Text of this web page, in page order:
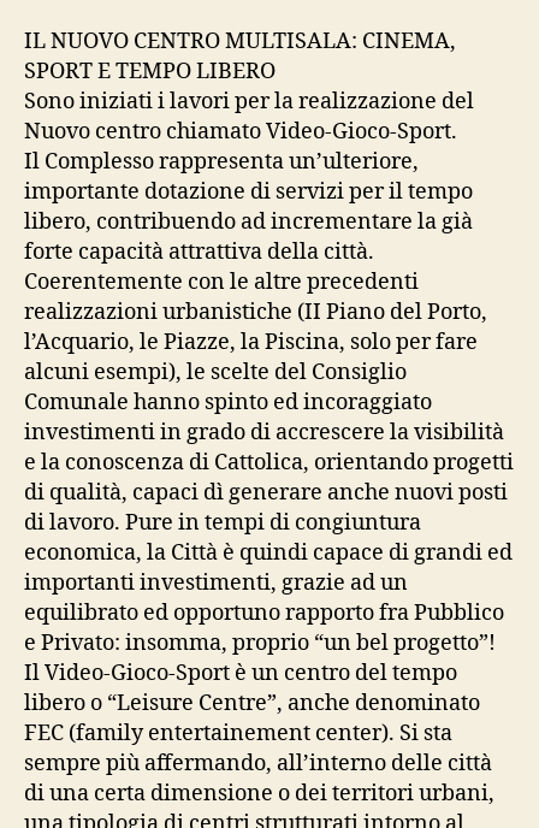
IL NUOVO CENTRO MULTISALA: CINEMA,
SPORT E TEMPO LIBERO
Sono iniziati i lavori per la realizzazione del
Nuovo centro chiamato Video-Gioco-Sport.
Il Complesso rappresenta un’ulteriore,
importante dotazione di servizi per il tempo
libero, contribuendo ad incrementare la già
forte capacità attrattiva della città.
Coerentemente con le altre precedenti
realizzazioni urbanistiche (II Piano del Porto,
l’Acquario, le Piazze, la Piscina, solo per fare
alcuni esempi), le scelte del Consiglio
Comunale hanno spinto ed incoraggiato
investimenti in grado di accrescere la visibilità
e la conoscenza di Cattolica, orientando progetti
di qualità, capaci dì generare anche nuovi posti
di lavoro. Pure in tempi di congiuntura
economica, la Città è quindi capace di grandi ed
importanti investimenti, grazie ad un
equilibrato ed opportuno rapporto fra Pubblico
e Privato: insomma, proprio “un bel progetto”!
Il Video-Gioco-Sport è un centro del tempo
libero o “Leisure Centre”, anche denominato
FEC (family entertainement center). Si sta
sempre più affermando, all’interno delle città
di una certa dimensione o dei territori urbani,